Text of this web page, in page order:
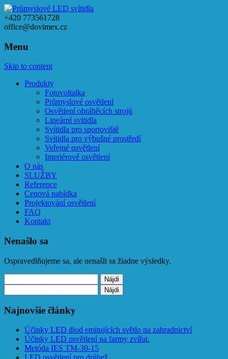
+420 773561728
office@dovimex.cz
Menu
Skip to content
Produkty
Fotovoltaika
Průmyslové osvětlení
Osvětlení obráběcích strojů
Lineární svítidla
Svítidla pro sportoviště
Svitidla pro výbušné prostředí
Veřejné osvětlení
Interiérové osvětlení
O nás
SLUŽBY
Reference
Cenová nabídka
Projektování osvětlení
FAQ
Kontakt
Nenašlo sa
Ospravedlňujeme sa, ale nenašli sa žiadne výsledky.
Najnovšie články
Účinky LED diod emitujících světlo na zahradnictví
Účinky LED osvětlení na farmy zvířat.
Metóda IES TM-30-15